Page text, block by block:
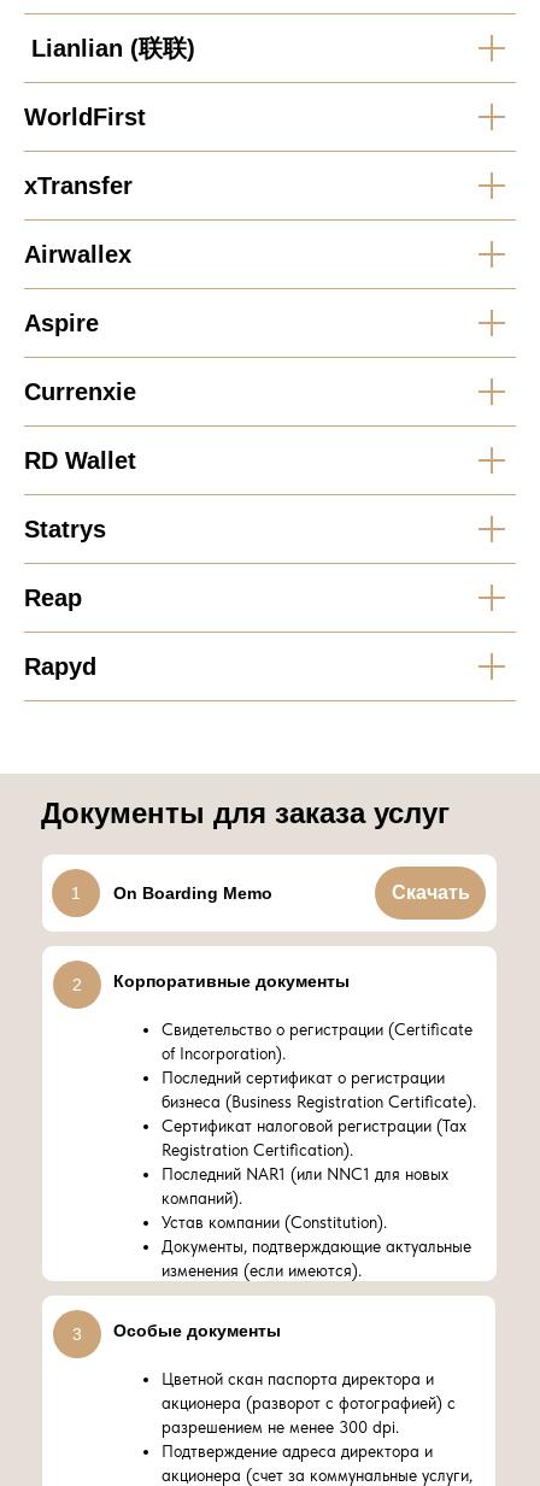
Lianlian (联联)
WorldFirst
xTransfer
Airwallex
Aspire
Currenxie
RD Wallet
Statrys
Reap
Rapyd
Документы для заказа услуг
On Boarding Memo
1
Корпоративные документы
2
Особые документы
3
Скачать
Свидетельство о регистрации (Certificate
of Incorporation).
Последний сертификат о регистрации
бизнеса (Business Registration Certificate).
Сертификат налоговой регистрации (Tax
Registration Certification).
Последний NAR1 (или NNC1 для новых
компаний).
Устав компании (Constitution).
Документы, подтверждающие актуальные
изменения (если имеются).
Цветной скан паспорта директора и
акционера (разворот с фотографией) с
разрешением не менее 300 dpi.
Подтверждение адреса директора и
акционера (счет за коммунальные услуги,